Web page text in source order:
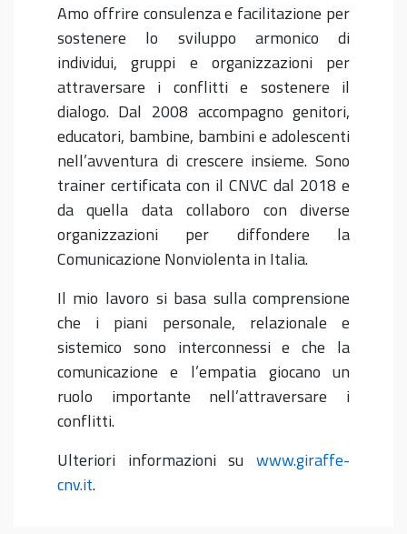
Amo offrire consulenza e facilitazione per
sostenere lo sviluppo armonico di
individui, gruppi e organizzazioni per
attraversare i conflitti e sostenere il
dialogo. Dal 2008 accompagno genitori,
educatori, bambine, bambini e adolescenti
nell’avventura di crescere insieme. Sono
trainer certificata con il CNVC dal 2018 e
da quella data collaboro con diverse
organizzazioni per diffondere la
Comunicazione Nonviolenta in Italia.
Il mio lavoro si basa sulla comprensione
che i piani personale, relazionale e
sistemico sono interconnessi e che la
comunicazione e l’empatia giocano un
ruolo importante nell’attraversare i
conflitti.
Ulteriori informazioni suwww.giraffe-
cnv.it.